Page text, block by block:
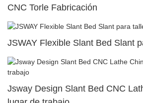
CNC Torle Fabricación
JSWAY Flexible Slant Bed Slant
Jsway Design Slant Bed CNC